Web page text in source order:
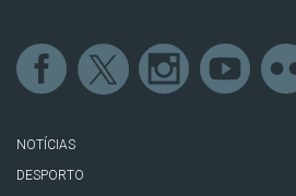
NOTÍCIAS
DESPORTO